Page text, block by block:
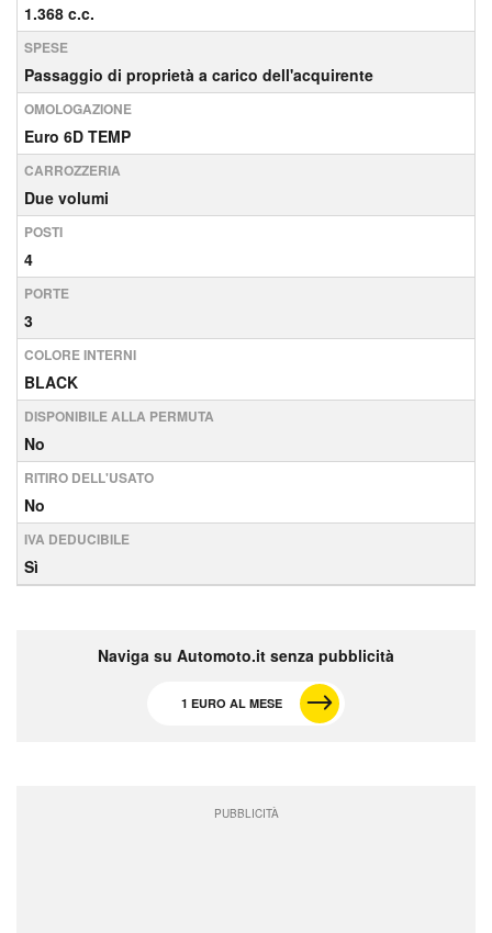
1.368 c.c.
SPESE
Passaggio di proprietà a carico dell'acquirente
OMOLOGAZIONE
Euro 6D TEMP
CARROZZERIA
Due volumi
POSTI
4
PORTE
3
COLORE INTERNI
BLACK
DISPONIBILE ALLA PERMUTA
No
RITIRO DELL'USATO
No
IVA DEDUCIBILE
Sì
Naviga su Automoto.it senza pubblicità
1 EURO AL MESE
PUBBLICITÀ